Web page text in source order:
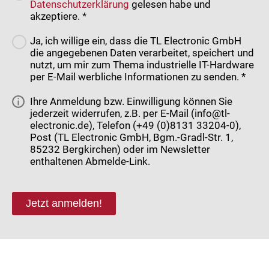
Datenschutzerklärung gelesen habe und
akzeptiere. *
Ja, ich willige ein, dass die TL Electronic GmbH
die angegebenen Daten verarbeitet, speichert und
nutzt, um mir zum Thema industrielle IT-Hardware
per E-Mail werbliche Informationen zu senden. *
Ihre Anmeldung bzw. Einwilligung können Sie
jederzeit widerrufen, z.B. per E-Mail (info@tl-
electronic.de), Telefon (+49 (0)8131 33204-0),
Post (TL Electronic GmbH, Bgm.-Gradl-Str. 1,
85232 Bergkirchen) oder im Newsletter
enthaltenen Abmelde-Link.
Jetzt anmelden!